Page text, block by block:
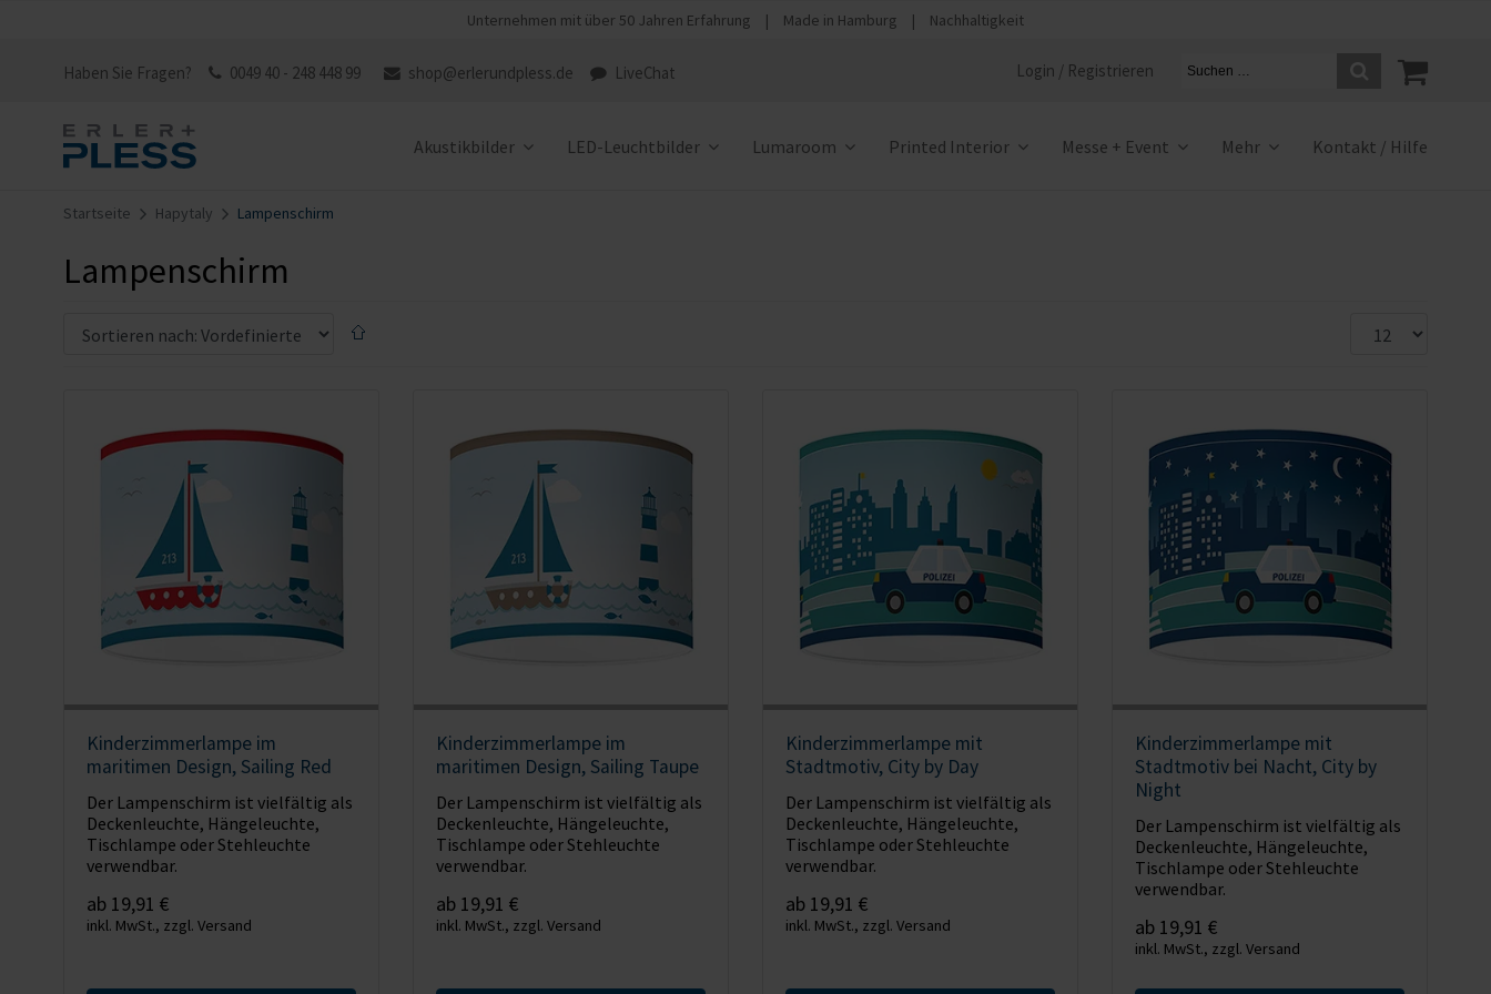
Unternehmen mit über 50 Jahren Erfahrung | Made in Hamburg | Nachhaltigkeit
Haben Sie Fragen? 0049 40 - 248 448 99 shop@erlerundpless.de LiveChat Login / Registrieren
Akustikbilder LED-Leuchtbilder Lumaroom Printed Interior Messe + Event Mehr Kontakt / Hilfe
Startseite Hapytaly Lampenschirm
Lampenschirm
Kinderzimmerlampe im
maritimen Design, Sailing Red
Der Lampenschirm ist vielfältig als
Deckenleuchte, Hängeleuchte,
Tischlampe oder Stehleuchte
verwendbar.
ab 19,91 €
inkl. MwSt., zzgl. Versand
Kinderzimmerlampe im
maritimen Design, Sailing Taupe
Der Lampenschirm ist vielfältig als
Deckenleuchte, Hängeleuchte,
Tischlampe oder Stehleuchte
verwendbar.
ab 19,91 €
inkl. MwSt., zzgl. Versand
Kinderzimmerlampe mit
Stadtmotiv, City by Day
Der Lampenschirm ist vielfältig als
Deckenleuchte, Hängeleuchte,
Tischlampe oder Stehleuchte
verwendbar.
ab 19,91 €
inkl. MwSt., zzgl. Versand
Kinderzimmerlampe mit
Stadtmotiv bei Nacht, City by
Night
Der Lampenschirm ist vielfältig als
Deckenleuchte, Hängeleuchte,
Tischlampe oder Stehleuchte
verwendbar.
ab 19,91 €
inkl. MwSt., zzgl. Versand